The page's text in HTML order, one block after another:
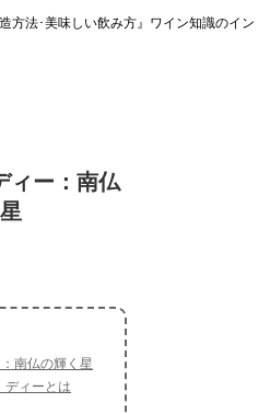
方法･美味しい飲み方』ワイン知識のイン
ィー：南仏
南仏の輝く星
ディーとは